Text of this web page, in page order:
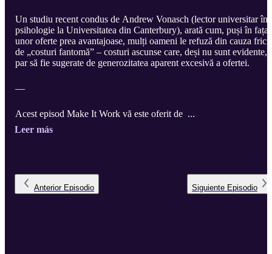
Un studiu recent condus de Andrew Vonasch (lector universitar în
psihologie la Universitatea din Canterbury), arată cum, puși în fața
unor oferte prea avantajoase, mulți oameni le refuză din cauza fricii
de „costuri fantomă” – costuri ascunse care, deși nu sunt evidente,
par să fie sugerate de generozitatea aparent excesivă a ofertei.
—
Acest episod Make It Work vă este oferit de ...
Leer más
Anterior Episodio Siguiente Episodio